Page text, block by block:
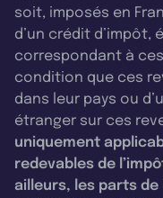
soit, imposés en
d’un crédit d’impôt,
correspondant à
condition que ces
dans leur pays ou
étranger sur ces
uniquement
redevables de
ailleurs, les parts de